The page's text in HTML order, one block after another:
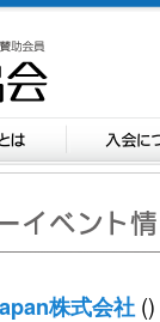
株式会社 ()